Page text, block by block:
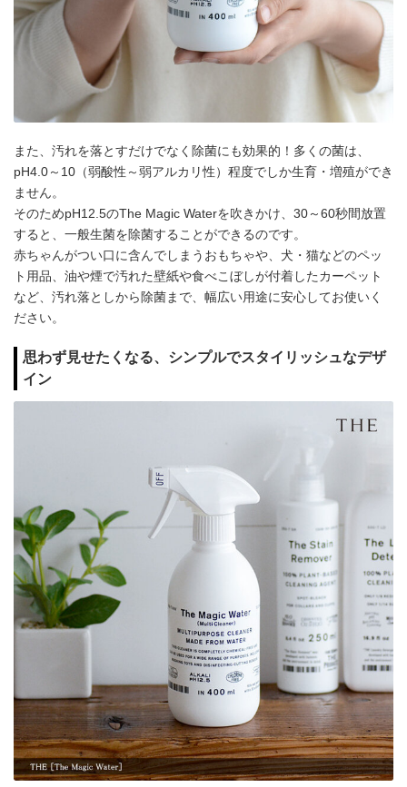
また、汚れを落とすだけでなく除菌にも効果的！多くの菌は、
pH4.0～10（弱酸性～弱アルカリ性）程度でしか生育・増殖ができ
ません。
そのためpH12.5のThe Magic Waterを吹きかけ、30～60秒間放置
すると、一般生菌を除菌することができるのです。
赤ちゃんがつい口に含んでしまうおもちゃや、犬・猫などのペッ
ト用品、油や煙で汚れた壁紙や食べこぼしが付着したカーペット
など、汚れ落としから除菌まで、幅広い用途に安心してお使いく
ださい。
思わず見せたくなる、シンプルでスタイリッシュなデザ
イン